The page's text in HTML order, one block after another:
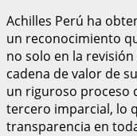
Achilles Perú ha
un reconocimiento
no solo en la
cadena de valor de
un riguroso proceso
tercero imparcial, lo
transparencia en